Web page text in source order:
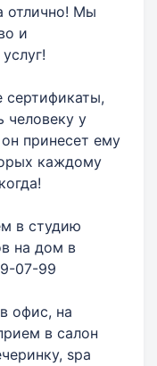
отлично! Мы
и
сертификаты,
человеку у
принесет ему
каждому
в студию
на дом в
07-99
офис, на
в салон
spa